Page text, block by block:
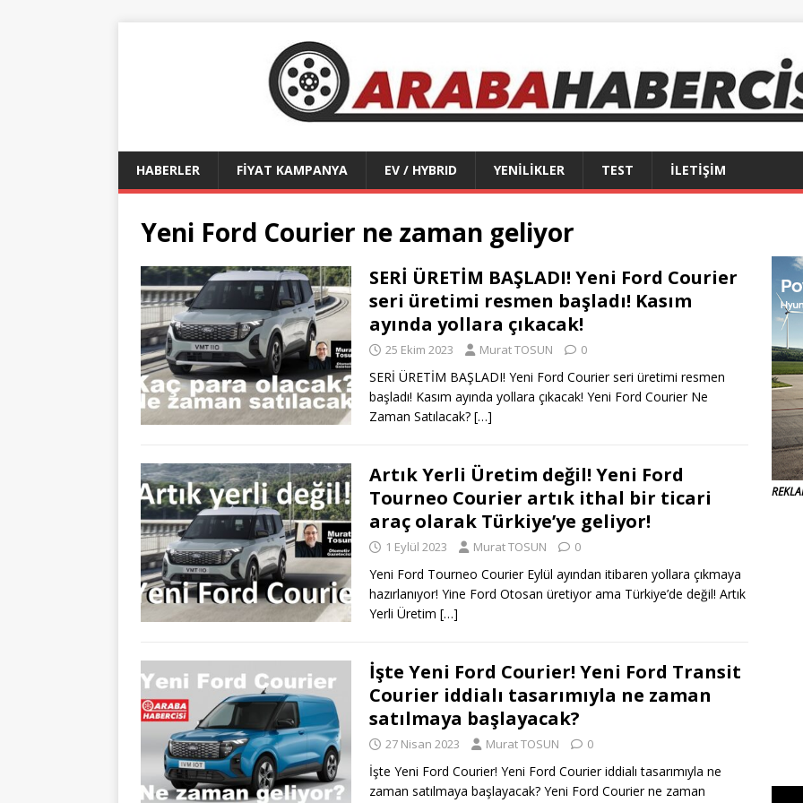
HABERLER FİYAT KAMPANYA EV / HYBRID YENİLİKLER TEST İLETİŞİM
Yeni Ford Courier ne zaman geliyor
SERİ ÜRETİM BAŞLADI! Yeni Ford Courier
seri üretimi resmen başladı! Kasım
ayında yollara çıkacak!
25 Ekim 2023 Murat TOSUN 0
SERİ ÜRETİM BAŞLADI! Yeni Ford Courier seri üretimi resmen
başladı! Kasım ayında yollara çıkacak! Yeni Ford Courier Ne
Zaman Satılacak? […]
Artık Yerli Üretim değil! Yeni Ford
Tourneo Courier artık ithal bir ticari
araç olarak Türkiye’ye geliyor!
1 Eylül 2023 Murat TOSUN 0
Yeni Ford Tourneo Courier Eylül ayından itibaren yollara çıkmaya
hazırlanıyor! Yine Ford Otosan üretiyor ama Türkiye’de değil! Artık
Yerli Üretim […]
İşte Yeni Ford Courier! Yeni Ford Transit
Courier iddialı tasarımıyla ne zaman
satılmaya başlayacak?
27 Nisan 2023 Murat TOSUN 0
İşte Yeni Ford Courier! Yeni Ford Courier iddialı tasarımıyla ne
zaman satılmaya başlayacak? Yeni Ford Courier ne zaman